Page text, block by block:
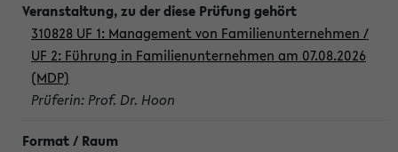
310828 UF 1: Management von Familienunternehmen /
UF 2: Führung in Familienunternehmen am 07.08.2026
(MDP)
Prüferin: Prof. Dr. Hoon